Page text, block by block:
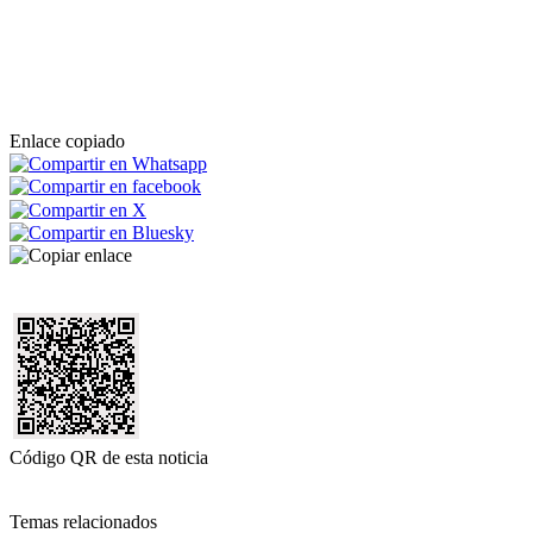
Enlace copiado
Código QR de esta noticia
Temas relacionados